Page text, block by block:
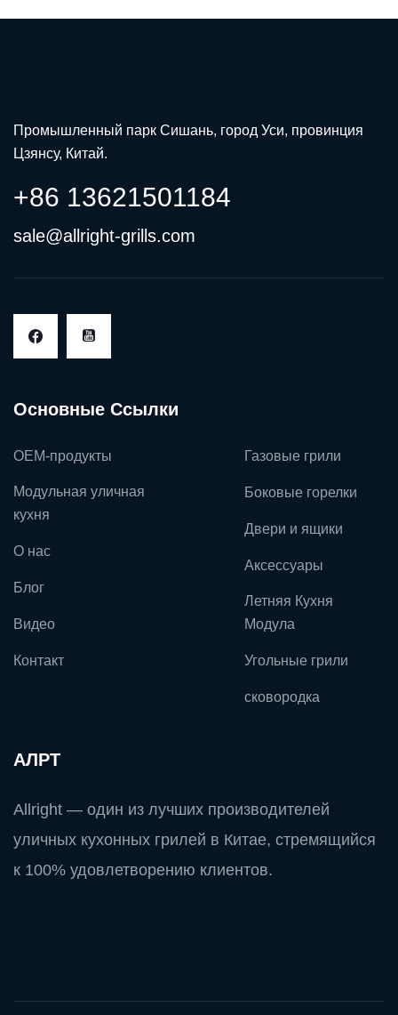
Промышленный парк Сишань, город Уси, провинция
Цзянсу, Китай.
+86 13621501184
sale@allright-grills.com
Основные Ссылки
OEM-продукты
Модульная уличная
кухня
О нас
Блог
Видео
Контакт
Газовые грили
Боковые горелки
Двери и ящики
Аксессуары
Летняя Кухня
Модула
Угольные грили
сковородка
АЛРТ
Allright — один из лучших производителей
уличных кухонных грилей в Китае, стремящийся
к 100% удовлетворению клиентов.